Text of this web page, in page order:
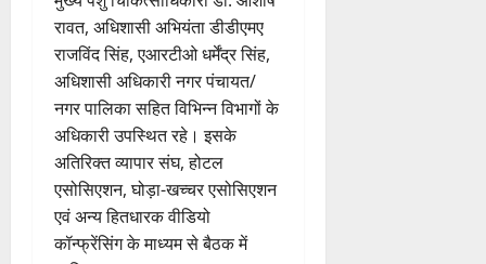
रावत, अधिशासी अभियंता डीडीएमए
राजविंद सिंह, एआरटीओ धर्मेंद्र सिंह,
अधिशासी अधिकारी नगर पंचायत/
नगर पालिका सहित विभिन्न विभागों के
अधिकारी उपस्थित रहे। इसके
अतिरिक्त व्यापार संघ, होटल
एसोसिएशन, घोड़ा-खच्चर एसोसिएशन
एवं अन्य हितधारक वीडियो
कॉन्फ्रेंसिंग के माध्यम से बैठक में